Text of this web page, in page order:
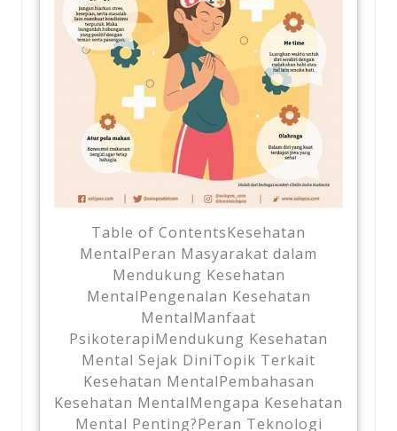
Table of ContentsKesehatan
MentalPeran Masyarakat dalam
Mendukung Kesehatan
MentalPengenalan Kesehatan
MentalManfaat
PsikoterapiMendukung Kesehatan
Mental Sejak DiniTopik Terkait
Kesehatan MentalPembahasan
Kesehatan MentalMengapa Kesehatan
Mental Penting?Peran Teknologi